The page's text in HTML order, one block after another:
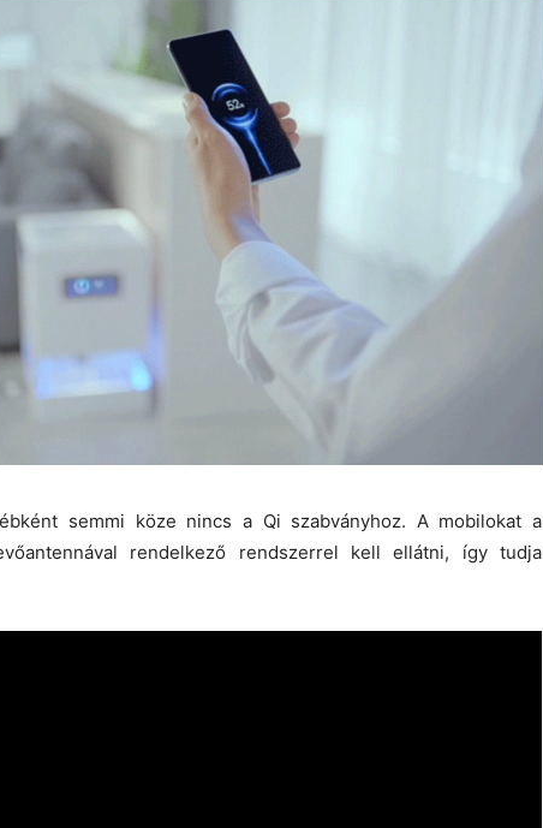
semmi köze nincs a Qi szabványhoz. A mobilokat a
rendelkező rendszerrel kell ellátni, így tudja